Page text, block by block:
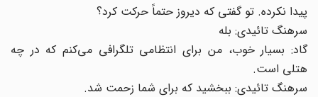
پیدا نکرده. تو گفتی که دیروز حتماً حرکت کرد؟
سرهنگ تائیدی: بله
گاد: بسیار خوب، من برای انتظامی تلگرافی می‌کنم که در چه
هتلی است.
سرهنگ تائیدی: ببخشید که برای شما زحمت شد.